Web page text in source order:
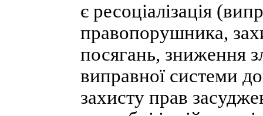
є ресоціалізація
правопорушника,
посягань, зниження
виправної системи
захисту прав